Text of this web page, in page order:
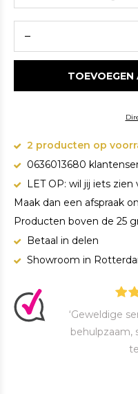
TOEVOEGEN
2 producten op
0636013680
LET OP: wil jij iets
Maak dan een afspraak
Producten boven de 25
Betaal in delen
Showroom in
‘Geweldige
behulpzaam,